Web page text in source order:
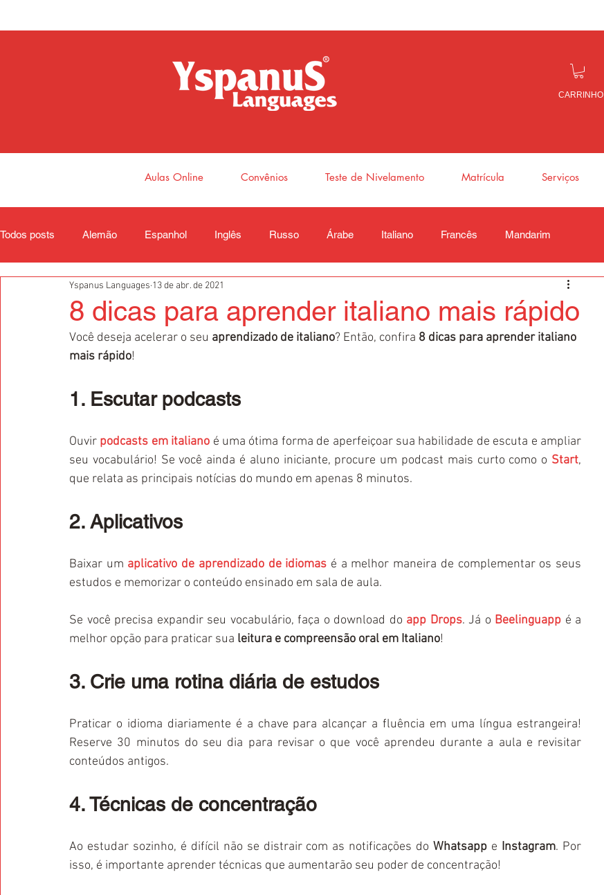
CARRINHO
Aulas Online Convênios Teste de Nivelamento Matrícula Serviços
Todos posts Alemão Espanhol Inglês Russo Árabe Italiano Francês Mandarim
8 dicas para aprender italiano mais rápido
Yspanus Languages 13 de abr. de 2021
Você deseja acelerar o seu aprendizado de italiano? Então, confira 8 dicas para aprender italiano
mais rápido!
1. Escutar podcasts
Ouvir podcasts em italiano é uma ótima forma de aperfeiçoar sua habilidade de escuta e ampliar
seu vocabulário! Se você ainda é aluno iniciante, procure um podcast mais curto como o Start,
que relata as principais notícias do mundo em apenas 8 minutos.
2. Aplicativos
Baixar um aplicativo de aprendizado de idiomas é a melhor maneira de complementar os seus
estudos e memorizar o conteúdo ensinado em sala de aula.
Se você precisa expandir seu vocabulário, faça o download do app Drops. Já o Beelinguapp é a
melhor opção para praticar sua leitura e compreensão oral em Italiano!
3. Crie uma rotina diária de estudos
Praticar o idioma diariamente é a chave para alcançar a fluência em uma língua estrangeira!
Reserve 30 minutos do seu dia para revisar o que você aprendeu durante a aula e revisitar
conteúdos antigos.
4. Técnicas de concentração
Ao estudar sozinho, é difícil não se distrair com as notificações do Whatsapp e Instagram. Por
isso, é importante aprender técnicas que aumentarão seu poder de concentração!